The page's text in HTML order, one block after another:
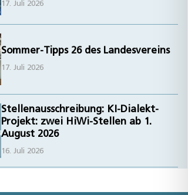
17. Juli 2026
Sommer-Tipps 26 des Landesvereins
17. Juli 2026
Stellenausschreibung: KI-Dialekt-
Projekt: zwei HiWi-Stellen ab 1.
August 2026
16. Juli 2026